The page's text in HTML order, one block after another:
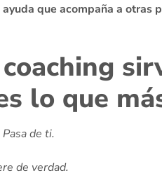
que acompaña a
lo que
de ti.
de verdad.